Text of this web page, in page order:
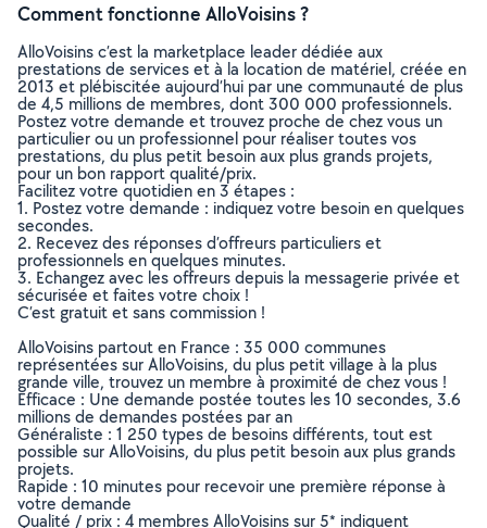
Comment fonctionne AlloVoisins ?
AlloVoisins c’est la marketplace leader dédiée aux
prestations de services et à la location de matériel, créée en
2013 et plébiscitée aujourd’hui par une communauté de plus
de 4,5 millions de membres, dont 300 000 professionnels.
Postez votre demande et trouvez proche de chez vous un
particulier ou un professionnel pour réaliser toutes vos
prestations, du plus petit besoin aux plus grands projets,
pour un bon rapport qualité/prix.
Facilitez votre quotidien en 3 étapes :
1. Postez votre demande : indiquez votre besoin en quelques
secondes.
2. Recevez des réponses d’offreurs particuliers et
professionnels en quelques minutes.
3. Echangez avec les offreurs depuis la messagerie privée et
sécurisée et faites votre choix !
C’est gratuit et sans commission !
AlloVoisins partout en France : 35 000 communes
représentées sur AlloVoisins, du plus petit village à la plus
grande ville, trouvez un membre à proximité de chez vous !
Efficace : Une demande postée toutes les 10 secondes, 3.6
millions de demandes postées par an
Généraliste : 1 250 types de besoins différents, tout est
possible sur AlloVoisins, du plus petit besoin aux plus grands
projets.
Rapide : 10 minutes pour recevoir une première réponse à
votre demande
Qualité / prix : 4 membres AlloVoisins sur 5* indiquent